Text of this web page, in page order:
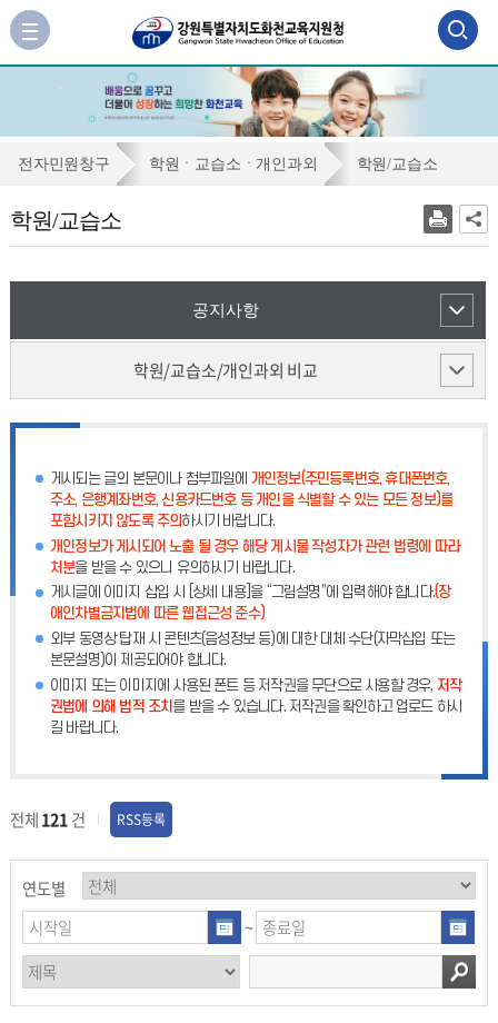
검
색
역
기
사
이
로
가
학
교
전자민원창구 학원ㆍ교습소ㆍ개인과외 학원/교습소
학원/교습소
공지사항
학원/교습소/개인과외 비교
게시되는 글의 본문이나 첨부파일에 개인정보(주민등록번호, 휴대폰번호,
주소, 은행계좌번호, 신용카드번호 등 개인을 식별할 수 있는 모든 정보)를
포함시키지 않도록 주의하시기 바랍니다.
개인정보가 게시되어 노출 될 경우 해당 게시물 작성자가 관련 법령에 따라
처분을 받을 수 있으니 유의하시기 바랍니다.
게시글에 이미지 삽입 시 [상세 내용]을 “그림설명”에 입력해야 합니다.(장
애인차별금지법에 따른 웹접근성 준수)
외부 동영상 탑재 시 콘텐츠(음성정보 등)에 대한 대체 수단(자막삽입 또는
본문설명)이 제공되어야 합니다.
이미지 또는 이미지에 사용된 폰트 등 저작권을 무단으로 사용할 경우, 저작
권법에 의해 법적 조치 를 받을 수 있습니다. 저작권을 확인하고 업로드 하시
길 바랍니다.
전체121건 RSS등록
연도별
~